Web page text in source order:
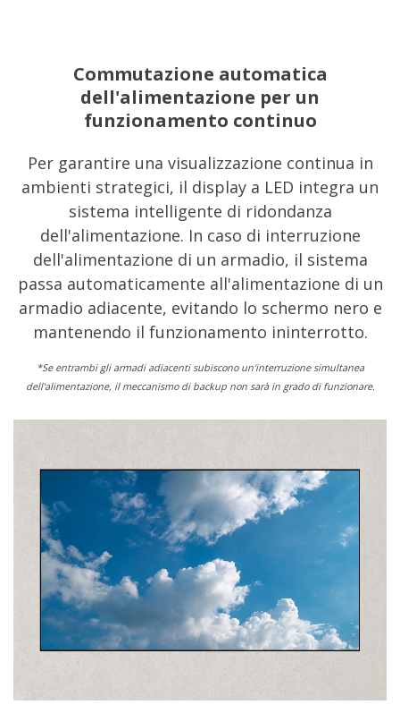
Commutazione automatica
dell'alimentazione per un
funzionamento continuo
Per garantire una visualizzazione continua in
ambienti strategici, il display a LED integra un
sistema intelligente di ridondanza
dell'alimentazione. In caso di interruzione
dell'alimentazione di un armadio, il sistema
passa automaticamente all'alimentazione di un
armadio adiacente, evitando lo schermo nero e
mantenendo il funzionamento ininterrotto.
*Se entrambi gli armadi adiacenti subiscono un'interruzione simultanea
dell'alimentazione, il meccanismo di backup non sarà in grado di funzionare.